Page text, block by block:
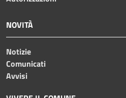
NOVITÀ
Notizie
Comunicati
Avvisi